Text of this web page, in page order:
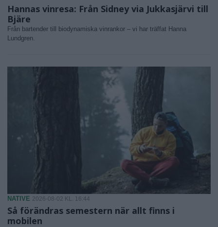
Hannas vinresa: Från Sidney via Jukkasjärvi till
Bjäre
Från bartender till biodynamiska vinrankor – vi har träffat Hanna
Lundgren.
NATIVE 2026-08-02 KL. 16:44
Så förändras semestern när allt finns i
mobilen